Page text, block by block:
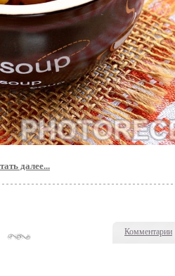
Комментарии
далее...